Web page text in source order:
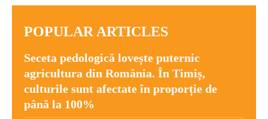
POPULAR ARTICLES
Seceta pedologică lovește puternic
agricultura din România. În Timiș,
culturile sunt afectate în proporție de
până la 100%